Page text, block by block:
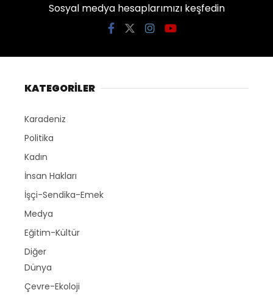
Sosyal medya hesaplarımızı keşfedin
KATEGORİLER
Karadeniz
Politika
Kadın
İnsan Hakları
İşçi-Sendika-Emek
Medya
Eğitim-Kültür
Diğer
Dünya
Çevre-Ekoloji